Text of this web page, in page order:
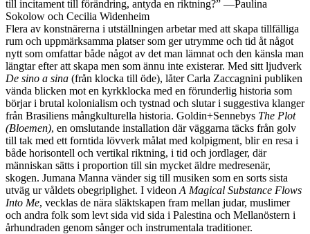
till incitament till förändring, antyda en riktning?” ⁠—⁠Paulina
Sokolow och Cecilia Widenheim
Flera av konstnärerna i utställningen arbetar med att skapa tillfälliga
rum och uppmärksamma platser som ger utrymme och tid åt något
nytt som omfattar både något av det man lämnat och den känsla man
längtar efter att skapa men som ännu inte existerar. Med sitt ljudverk
De sino a sina (från klocka till öde), låter Carla Zaccagnini publiken
vända blicken mot en kyrkklocka med en förunderlig historia som
börjar i brutal kolonialism och tystnad och slutar i suggestiva klanger
från Brasiliens mångkulturella historia. Goldin+Sennebys The Plot
(Bloemen), en omslutande installation där väggarna täcks från golv
till tak med ett forntida lövverk målat med kolpigment, blir en resa i
både horisontell och vertikal riktning, i tid och jordlager, där
människan sätts i proportion till sin mycket äldre medresenär,
skogen. Jumana Manna vänder sig till musiken som en sorts sista
utväg ur våldets obegriplighet. I videon A Magical Substance Flows
Into Me, vecklas de nära släktskapen fram mellan judar, muslimer
och andra folk som levt sida vid sida i Palestina och Mellanöstern i
århundraden genom sånger och instrumentala traditioner.